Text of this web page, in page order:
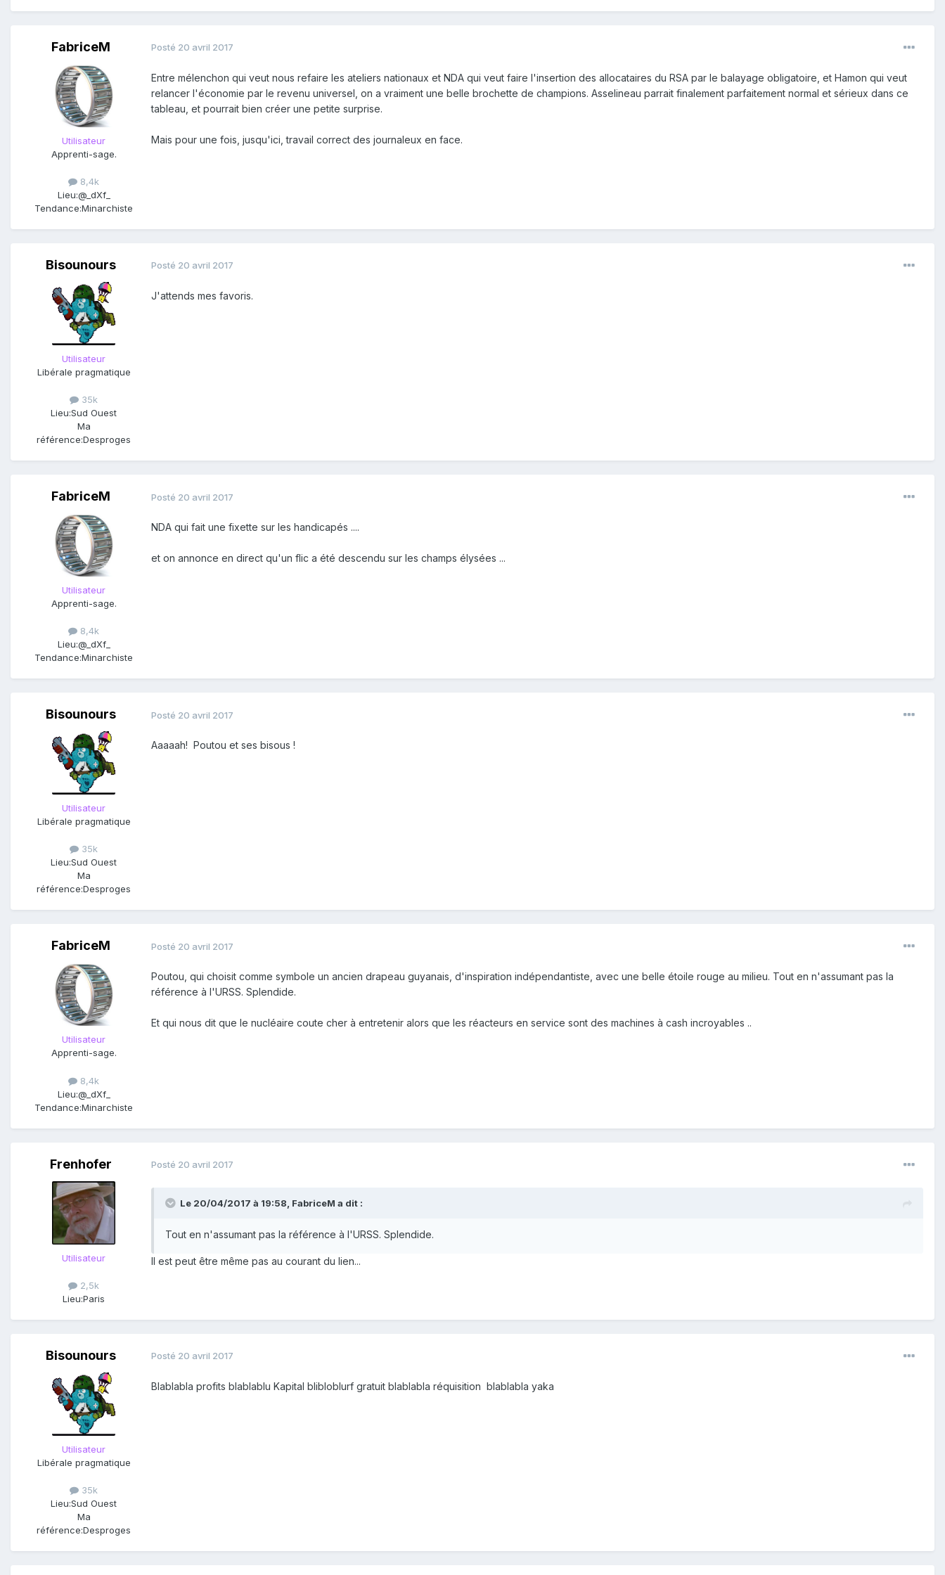
FabriceM
Utilisateur
Apprenti-sage.
8,4k
Lieu:@_dXf_
Tendance:Minarchiste
Posté 20 avril 2017
Entre mélenchon qui veut nous refaire les ateliers nationaux et NDA qui veut faire l'insertion des allocataires du RSA par le balayage obligatoire, et Hamon qui veut
relancer l'économie par le revenu universel, on a vraiment une belle brochette de champions. Asselineau parrait finalement parfaitement normal et sérieux dans ce
tableau, et pourrait bien créer une petite surprise.
Mais pour une fois, jusqu'ici, travail correct des journaleux en face.
Bisounours
Utilisateur
Libérale pragmatique
35k
Lieu:Sud Ouest
Ma
référence:Desproges
Posté 20 avril 2017
J'attends mes favoris.
FabriceM
Utilisateur
Apprenti-sage.
8,4k
Lieu:@_dXf_
Tendance:Minarchiste
Posté 20 avril 2017
NDA qui fait une fixette sur les handicapés ....
et on annonce en direct qu'un flic a été descendu sur les champs élysées ...
Bisounours
Utilisateur
Libérale pragmatique
35k
Lieu:Sud Ouest
Ma
référence:Desproges
Posté 20 avril 2017
Aaaaah! Poutou et ses bisous !
FabriceM
Utilisateur
Apprenti-sage.
8,4k
Lieu:@_dXf_
Tendance:Minarchiste
Posté 20 avril 2017
Poutou, qui choisit comme symbole un ancien drapeau guyanais, d'inspiration indépendantiste, avec une belle étoile rouge au milieu. Tout en n'assumant pas la
référence à l'URSS. Splendide.
Et qui nous dit que le nucléaire coute cher à entretenir alors que les réacteurs en service sont des machines à cash incroyables ..
Frenhofer
Utilisateur
2,5k
Lieu:Paris
Posté 20 avril 2017
Le 20/04/2017 à 19:58, FabriceM a dit :
Tout en n'assumant pas la référence à l'URSS. Splendide.
Il est peut être même pas au courant du lien...
Bisounours
Utilisateur
Libérale pragmatique
35k
Lieu:Sud Ouest
Ma
référence:Desproges
Posté 20 avril 2017
Blablabla profits blablablu Kapital blibloblurf gratuit blablabla réquisition blablabla yaka